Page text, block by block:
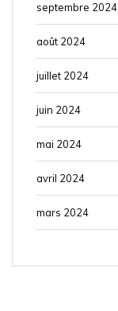
septembre 2024
août 2024
juillet 2024
juin 2024
mai 2024
avril 2024
mars 2024